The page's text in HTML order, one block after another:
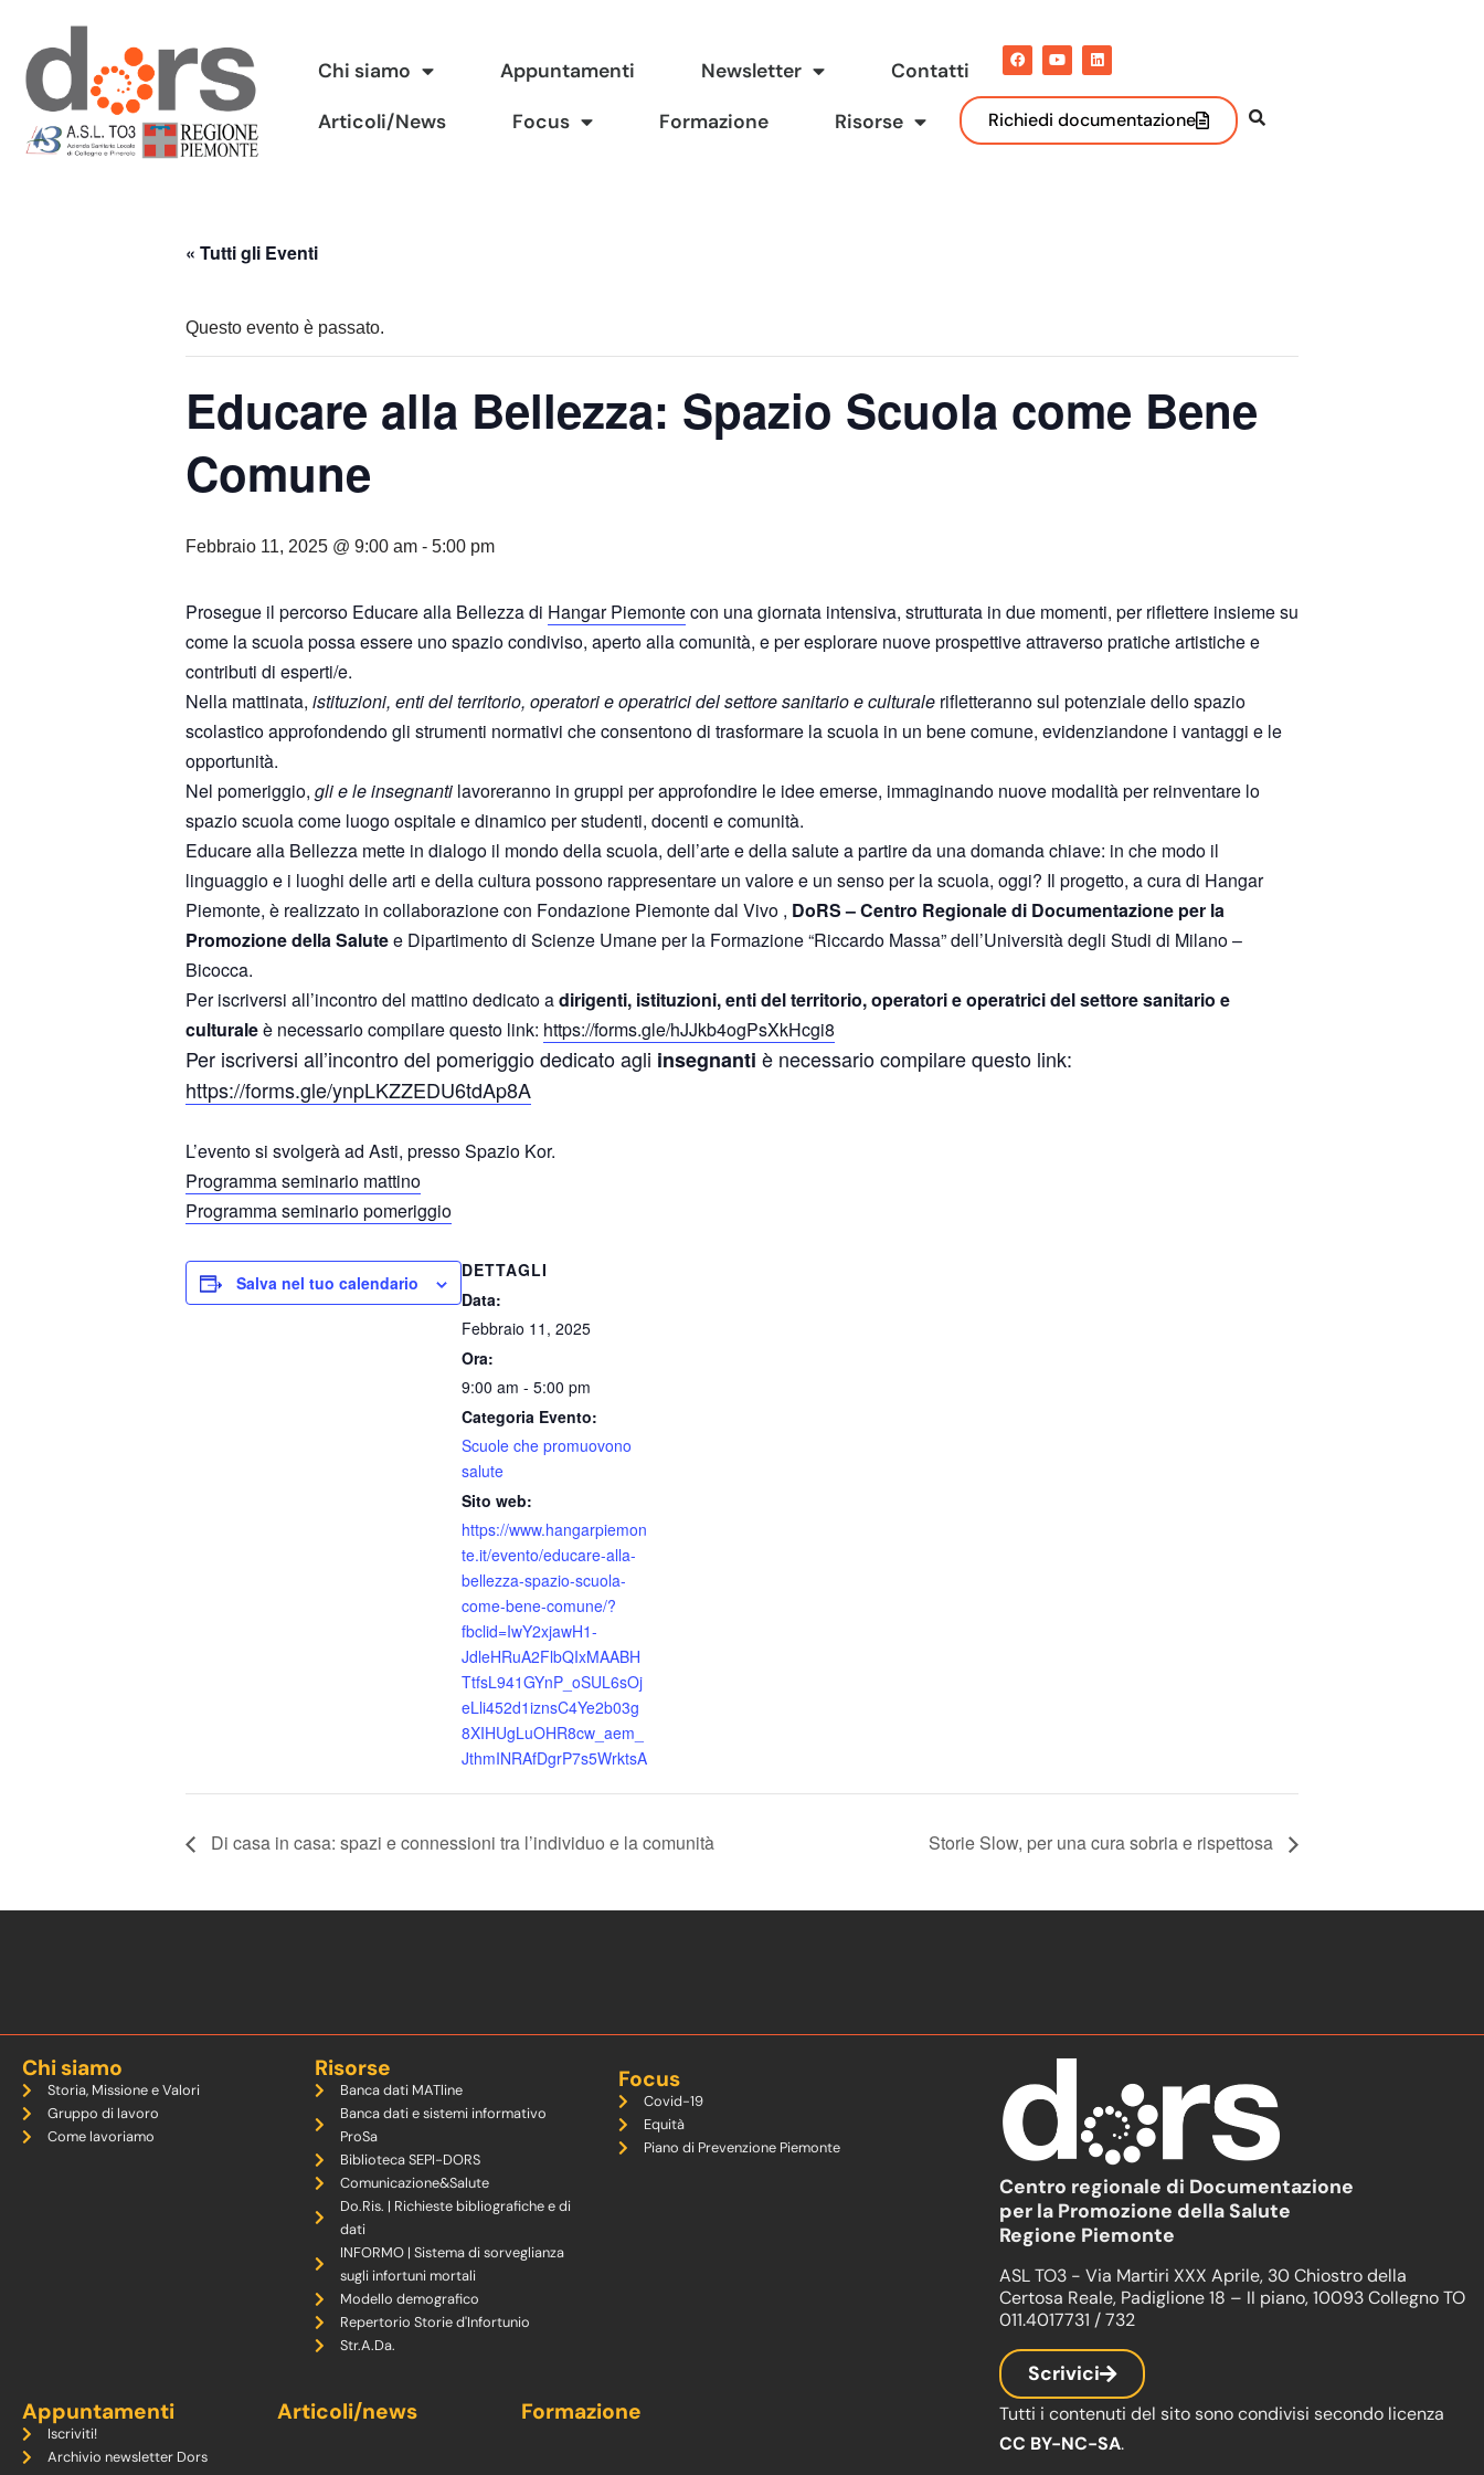
Vai
al
contenuto
Chi siamo Appuntamenti Newsletter Contatti
Articoli/News Focus Formazione Risorse Richiedi documentazione
« Tutti gli Eventi
Questo evento è passato.
Educare alla Bellezza: Spazio Scuola come Bene
Comune
Febbraio 11, 2025 @ 9:00 am - 5:00 pm
Prosegue il percorso Educare alla Bellezza di Hangar Piemontecon una giornata intensiva, strutturata in due momenti, per riflettere insieme su
come la scuola possa essere uno spazio condiviso, aperto alla comunità, e per esplorare nuove prospettive attraverso pratiche artistiche e
contributi di esperti/e.
Nella mattinata, istituzioni, enti del territorio, operatori e operatrici del settore sanitario e culturale rifletteranno sul potenziale dello spazio
scolastico approfondendo gli strumenti normativi che consentono di trasformare la scuola in un bene comune, evidenziandone i vantaggi e le
opportunità.
Nel pomeriggio, gli e le insegnanti lavoreranno in gruppi per approfondire le idee emerse, immaginando nuove modalità per reinventare lo
spazio scuola come luogo ospitale e dinamico per studenti, docenti e comunità.
Educare alla Bellezza mette in dialogo il mondo della scuola, dell’arte e della salute a partire da una domanda chiave: in che modo il
linguaggio e i luoghi delle arti e della cultura possono rappresentare un valore e un senso per la scuola, oggi? Il progetto, a cura di Hangar
Piemonte, è realizzato in collaborazione con Fondazione Piemonte dal Vivo , DoRS – Centro Regionale di Documentazione per la
Promozione della Salutee Dipartimento di Scienze Umane per la Formazione “Riccardo Massa” dell’Università degli Studi di Milano –
Bicocca.
Per iscriversi all’incontro del mattino dedicato adirigenti, istituzioni, enti del territorio, operatori e operatrici del settore sanitario e
culturaleè necessario compilare questo link: https://forms.gle/hJJkb4ogPsXkHcgi8
Per iscriversi all’incontro del pomeriggio dedicato agli insegnanti è necessario compilare questo link:
https://forms.gle/ynpLKZZEDU6tdAp8A
L’evento si svolgerà ad Asti, presso Spazio Kor.
Programma seminario mattino
Programma seminario pomeriggio
Salva nel tuo calendario
DETTAGLI
Data:
Febbraio 11, 2025
Ora:
9:00 am - 5:00 pm
Categoria Evento:
Scuole che promuovono
salute
Sito web:
https://www.hangarpiemon
te.it/evento/educare-alla-
bellezza-spazio-scuola-
come-bene-comune/?
fbclid=IwY2xjawH1-
JdleHRuA2FlbQIxMAABH
TtfsL941GYnP_oSUL6sOj
eLli452d1iznsC4Ye2b03g
8XIHUgLuOHR8cw_aem_
JthmINRAfDgrP7s5WrktsA
Di casa in casa: spazi e connessioni tra l’individuo e la comunità Storie Slow, per una cura sobria e rispettosa
Chi siamo
Storia, Missione e Valori
Gruppo di lavoro
Come lavoriamo
Risorse
Banca dati MATline
Banca dati e sistemi informativo
ProSa
Biblioteca SEPI-DORS
Comunicazione&Salute
Do.Ris. | Richieste bibliografiche e di
dati
INFORMO | Sistema di sorveglianza
sugli infortuni mortali
Modello demografico
Repertorio Storie d'Infortunio
Str.A.Da.
Focus
Covid-19
Equità
Piano di Prevenzione Piemonte
Appuntamenti
Iscriviti!
Archivio newsletter Dors
Articoli/news Formazione
Centro regionale di Documentazione
per la Promozione della Salute
Regione Piemonte
ASL TO3 - Via Martiri XXX Aprile, 30 Chiostro della
Certosa Reale, Padiglione 18 – II piano, 10093 Collegno TO
011.4017731 / 732
Scrivici
Tutti i contenuti del sito sono condivisi secondo licenza
CC BY-NC-SA.